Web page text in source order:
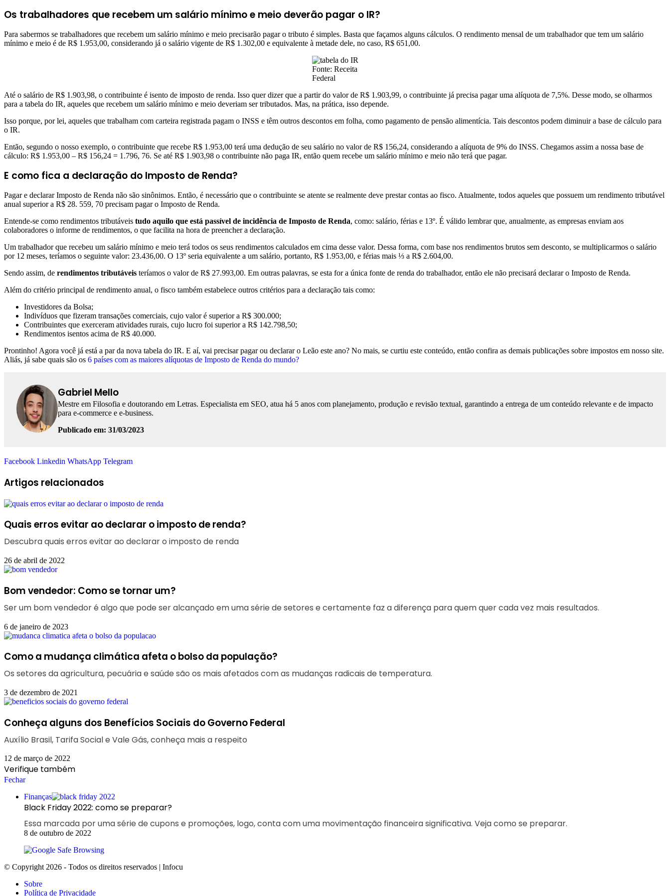
Os trabalhadores que recebem um salário mínimo e meio deverão pagar o IR?
Para sabermos se trabalhadores que recebem um salário mínimo e meio precisarão pagar o tributo é simples. Basta que façamos alguns cálculos. O rendimento mensal de um trabalhador que tem um salário
mínimo e meio é de R$ 1.953,00, considerando já o salário vigente de R$ 1.302,00 e equivalente à metade dele, no caso, R$ 651,00.
Fonte: Receita
Federal
Até o salário de R$ 1.903,98, o contribuinte é isento de imposto de renda. Isso quer dizer que a partir do valor de R$ 1.903,99, o contribuinte já precisa pagar uma alíquota de 7,5%. Desse modo, se olharmos
para a tabela do IR, aqueles que recebem um salário mínimo e meio deveriam ser tributados. Mas, na prática, isso depende.
Isso porque, por lei, aqueles que trabalham com carteira registrada pagam o INSS e têm outros descontos em folha, como pagamento de pensão alimentícia. Tais descontos podem diminuir a base de cálculo para
o IR.
Então, segundo o nosso exemplo, o contribuinte que recebe R$ 1.953,00 terá uma dedução de seu salário no valor de R$ 156,24, considerando a alíquota de 9% do INSS. Chegamos assim a nossa base de
cálculo: R$ 1.953,00 – R$ 156,24 = 1.796, 76. Se até R$ 1.903,98 o contribuinte não paga IR, então quem recebe um salário mínimo e meio não terá que pagar.
E como fica a declaração do Imposto de Renda?
Pagar e declarar Imposto de Renda não são sinônimos. Então, é necessário que o contribuinte se atente se realmente deve prestar contas ao fisco. Atualmente, todos aqueles que possuem um rendimento tributável
anual superior a R$ 28. 559, 70 precisam pagar o Imposto de Renda.
Entende-se como rendimentos tributáveis tudo aquilo que está passível de incidência de Imposto de Renda, como: salário, férias e 13º. É válido lembrar que, anualmente, as empresas enviam aos
colaboradores o informe de rendimentos, o que facilita na hora de preencher a declaração.
Um trabalhador que recebeu um salário mínimo e meio terá todos os seus rendimentos calculados em cima desse valor. Dessa forma, com base nos rendimentos brutos sem desconto, se multiplicarmos o salário
por 12 meses, teríamos o seguinte valor: 23.436,00. O 13º seria equivalente a um salário, portanto, R$ 1.953,00, e férias mais ⅓ a R$ 2.604,00.
Sendo assim, de rendimentos tributáveis teríamos o valor de R$ 27.993,00. Em outras palavras, se esta for a única fonte de renda do trabalhador, então ele não precisará declarar o Imposto de Renda.
Além do critério principal de rendimento anual, o fisco também estabelece outros critérios para a declaração tais como:
Investidores da Bolsa;
Indivíduos que fizeram transações comerciais, cujo valor é superior a R$ 300.000;
Contribuintes que exerceram atividades rurais, cujo lucro foi superior a R$ 142.798,50;
Rendimentos isentos acima de R$ 40.000.
Prontinho! Agora você já está a par da nova tabela do IR. E aí, vai precisar pagar ou declarar o Leão este ano? No mais, se curtiu este conteúdo, então confira as demais publicações sobre impostos em nosso site.
Aliás, já sabe quais são os 6 países com as maiores alíquotas de Imposto de Renda do mundo?
Gabriel Mello
Mestre em Filosofia e doutorando em Letras. Especialista em SEO, atua há 5 anos com planejamento, produção e revisão textual, garantindo a entrega de um conteúdo relevante e de impacto
para e-commerce e e-business.
Publicado em: 31/03/2023
Facebook Linkedin WhatsApp Telegram
Artigos relacionados
Quais erros evitar ao declarar o imposto de renda?
Descubra quais erros evitar ao declarar o imposto de renda
26 de abril de 2022
Bom vendedor: Como se tornar um?
Ser um bom vendedor é algo que pode ser alcançado em uma série de setores e certamente faz a diferença para quem quer cada vez mais resultados.
6 de janeiro de 2023
Como a mudança climática afeta o bolso da população?
Os setores da agricultura, pecuária e saúde são os mais afetados com as mudanças radicais de temperatura.
3 de dezembro de 2021
Conheça alguns dos Benefícios Sociais do Governo Federal
Auxílio Brasil, Tarifa Social e Vale Gás, conheça mais a respeito
12 de março de 2022
Verifique também
Fechar
Finanças
Black Friday 2022: como se preparar?
Essa marcada por uma série de cupons e promoções, logo, conta com uma movimentação financeira significativa. Veja como se preparar.
8 de outubro de 2022
© Copyright 2026 - Todos os direitos reservados | Infocu
Sobre
Política de Privacidade